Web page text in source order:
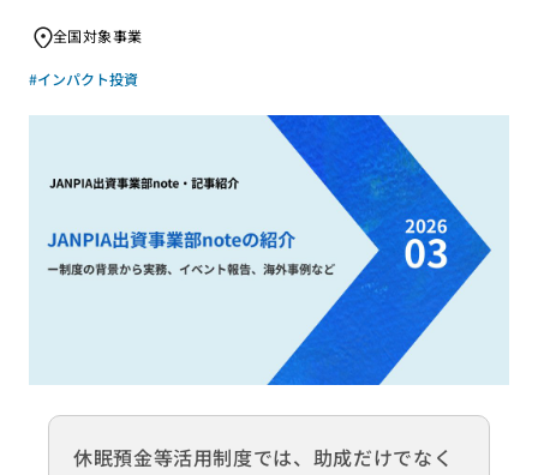
全国対象事業
#インパクト投資
休眠預金等活用制度では、助成だけでなく